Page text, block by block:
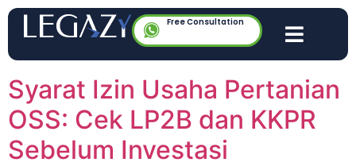
Free Consultation
Syarat Izin Usaha Pertanian
OSS: Cek LP2B dan KKPR
Sebelum Investasi